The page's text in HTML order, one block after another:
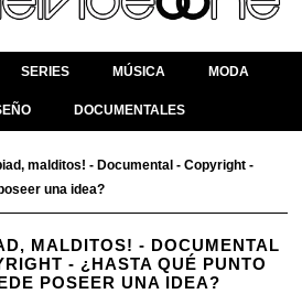
SERIES MÚSICA MODA
DOCUMENTALES
malditos! - Documental - Copyright -
una idea?
MALDITOS! - DOCUMENTAL
- ¿HASTA QUÉ PUNTO
POSEER UNA IDEA?